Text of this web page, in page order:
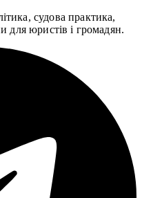
судова практика,
для юристів і громадян.